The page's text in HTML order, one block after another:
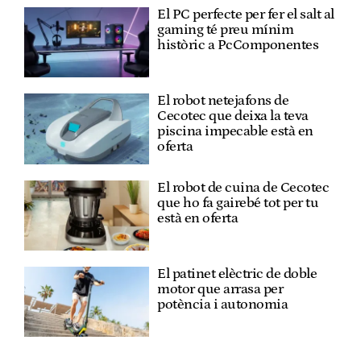
El PC perfecte per fer el salt al
gaming té preu mínim
històric a PcComponentes
El robot netejafons de
Cecotec que deixa la teva
piscina impecable està en
oferta
El robot de cuina de Cecotec
que ho fa gairebé tot per tu
està en oferta
El patinet elèctric de doble
motor que arrasa per
potència i autonomia